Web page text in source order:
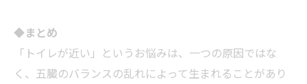
◆まとめ
「トイレが近い」というお悩みは、一つの原因ではな
く、五臓のバランスの乱れによって生まれることがあり